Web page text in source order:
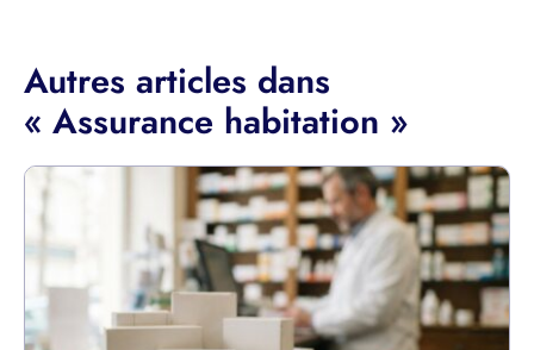
Autres articles dans
« Assurance habitation »